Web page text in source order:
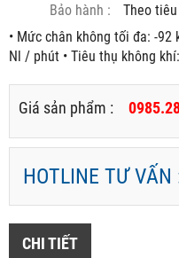
Bảo hành :
Theo
• Mức chân không tối đa: -92
Nl / phút • Tiêu thụ không
Giá sản phẩm :
HOTLINE TƯ VẤN
CHI TIẾT